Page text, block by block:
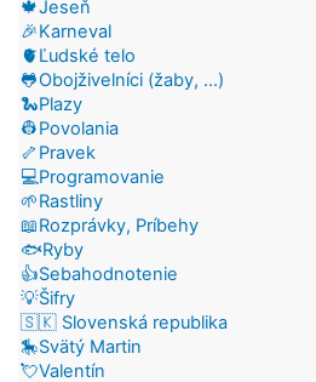
🍁Jeseň
🎉Karneval
🫀Ľudské telo
🐸Obojživelníci (žaby, ...)
🐍Plazy
👷Povolania
🦴Pravek
💻Programovanie
🌱Rastliny
📖Rozprávky, Príbehy
🐟Ryby
👍Sebahodnotenie
💡Šifry
🇸🇰 Slovenská republika
🎠Svätý Martin
💘Valentín